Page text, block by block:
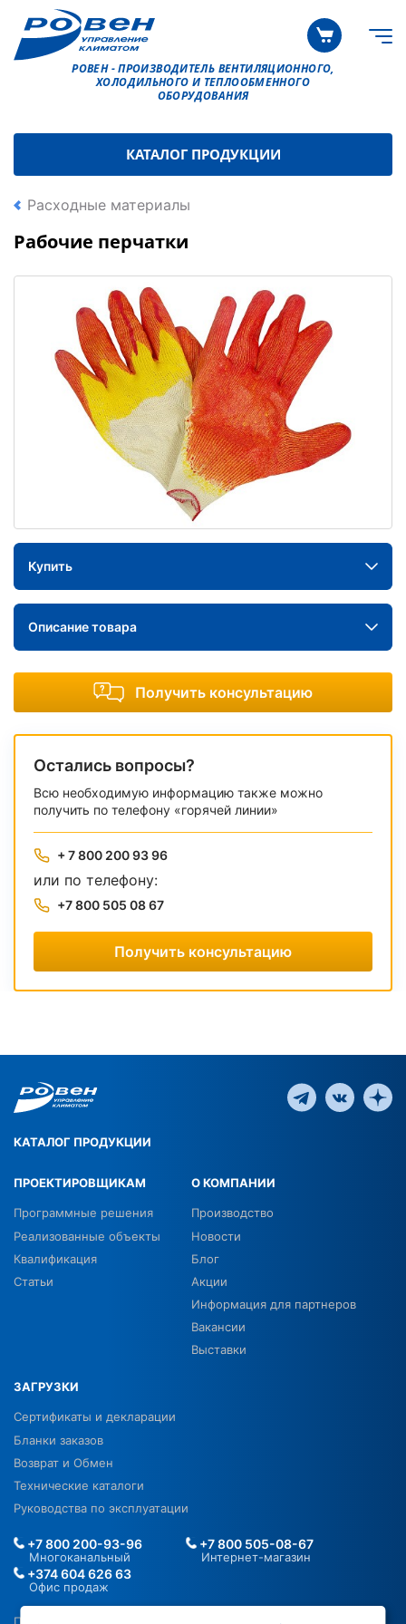
РОВЕН - ПРОИЗВОДИТЕЛЬ ВЕНТИЛЯЦИОННОГО,
ХОЛОДИЛЬНОГО И ТЕПЛООБМЕННОГО
ОБОРУДОВАНИЯ
КАТАЛОГ ПРОДУКЦИИ
Расходные материалы
Рабочие перчатки
Купить
Описание товара
Получить консультацию
Остались вопросы?
Всю необходимую информацию также можно
получить по телефону «горячей линии»
+ 7 800 200 93 96
или по телефону:
+7 800 505 08 67
Получить консультацию
КАТАЛОГ ПРОДУКЦИИ
ПРОЕКТИРОВЩИКАМ
Программные решения
Реализованные объекты
Квалификация
Статьи
О КОМПАНИИ
Производство
Новости
Блог
Акции
Информация для партнеров
Вакансии
Выставки
ЗАГРУЗКИ
Сертификаты и декларации
Бланки заказов
Возврат и Обмен
Технические каталоги
Руководства по эксплуатации
+7 800 200-93-96
Многоканальный
+7 800 505-08-67
Интернет-магазин
+374 604 626 63
Офис продаж